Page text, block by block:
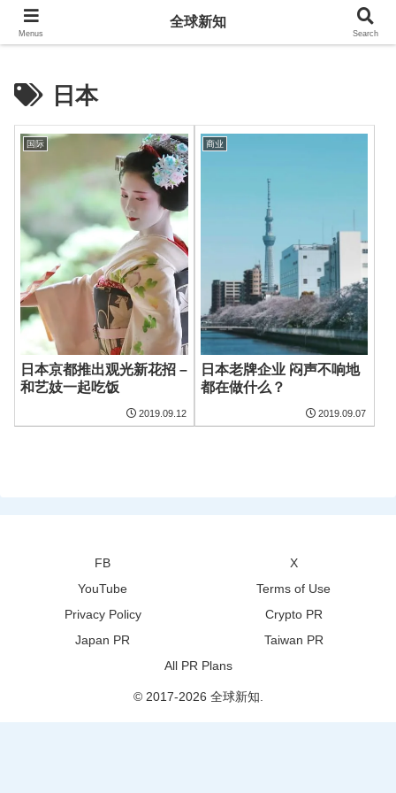
全球新知
日本
国际
日本京都推出观光新花招 –
和艺妓一起吃饭
2019.09.12
商业
日本老牌企业 闷声不响地
都在做什么？
2019.09.07
FB
X
YouTube
Terms of Use
Privacy Policy
Crypto PR
Japan PR
Taiwan PR
All PR Plans
© 2017-2026 全球新知.
Menus
全球新知
Search